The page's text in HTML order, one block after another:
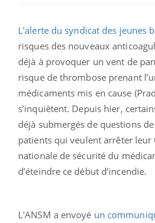
L’alerte du syndicat des jeunes
risques des nouveaux
déjà à provoquer un vent de
risque de thrombose prenant
médicaments mis en cause
s’inquiètent. Depuis hier,
déjà submergés de questions
patients qui veulent arrêter leur
nationale de sécurité du
d’éteindre ce début d’incendie.
L'ANSM a envoyé un